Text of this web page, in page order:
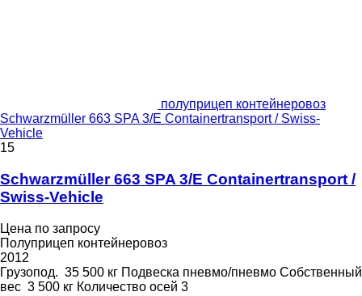
полуприцеп контейнеровоз
Schwarzmüller 663 SPA 3/E Containertransport / Swiss-
Vehicle
15
Schwarzmüller 663 SPA 3/E Containertransport /
Swiss-Vehicle
Цена по запросу
Полуприцеп контейнеровоз
2012
Грузопод. 35 500 кг Подвеска пневмо/пневмо Собственный
вес 3 500 кг Количество осей 3